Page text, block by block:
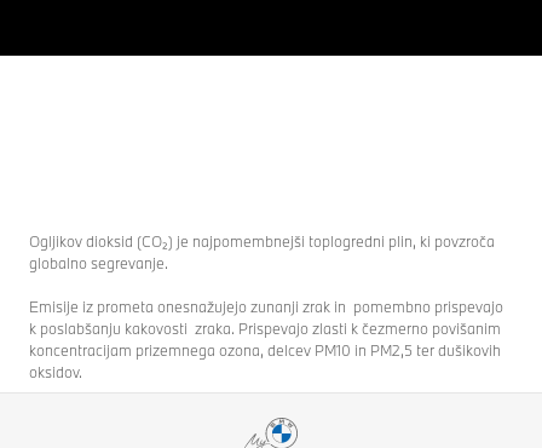
Ogljikov dioksid (CO₂) je najpomembnejši toplogredni plin, ki povzroča
globalno segrevanje.
Emisije iz prometa onesnažujejo zunanji zrak in pomembno prispevajo
k poslabšanju kakovosti zraka. Prispevajo zlasti k čezmerno povišanim
koncentracijam prizemnega ozona, delcev PM10 in PM2,5 ter dušikovih
oksidov.